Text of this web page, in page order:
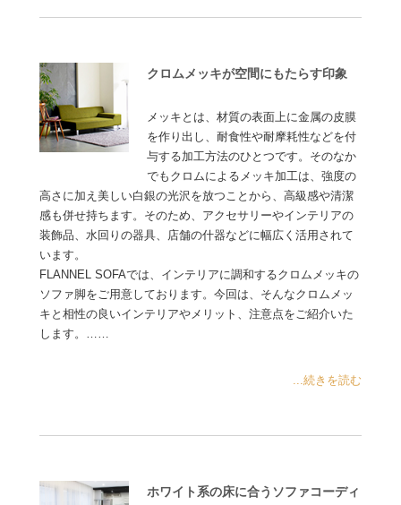
クロムメッキが空間にもたらす印象
メッキとは、材質の表面上に金属の皮膜
を作り出し、耐食性や耐摩耗性などを付
与する加工方法のひとつです。そのなか
でもクロムによるメッキ加工は、強度の
高さに加え美しい白銀の光沢を放つことから、高級感や清潔
感も併せ持ちます。そのため、アクセサリーやインテリアの
装飾品、水回りの器具、店舗の什器などに幅広く活用されて
います。
FLANNEL SOFAでは、インテリアに調和するクロムメッキの
ソファ脚をご用意しております。今回は、そんなクロムメッ
キと相性の良いインテリアやメリット、注意点をご紹介いた
します。……
...続きを読む
ホワイト系の床に合うソファコーディ